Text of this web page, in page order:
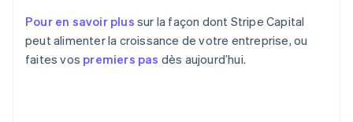
Pour en savoir plus sur la façon dont Stripe Capital
peut alimenter la croissance de votre entreprise, ou
faites vos premiers pas dès aujourd’hui.